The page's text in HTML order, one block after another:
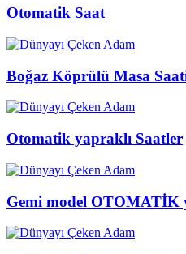
Otomatik Saat
Boğaz Köprülü Masa
Otomatik yapraklı Saatler
Gemi model OTOMATİK